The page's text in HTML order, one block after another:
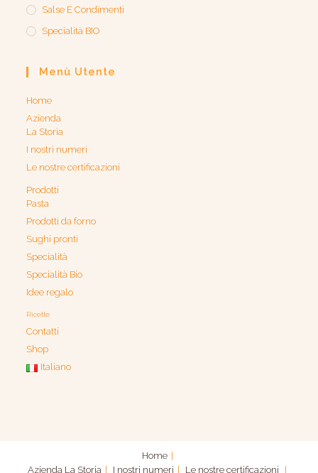
Salse E Condimenti
Specialità BIO
Menù Utente
Home
Azienda
La Storia
I nostri numeri
Le nostre certificazioni
Prodotti
Pasta
Prodotti da forno
Sughi pronti
Specialità
Specialità Bio
Idee regalo
Ricette
Contatti
Shop
Italiano
Home
Azienda La Storia I nostri numeri Le nostre certificazioni